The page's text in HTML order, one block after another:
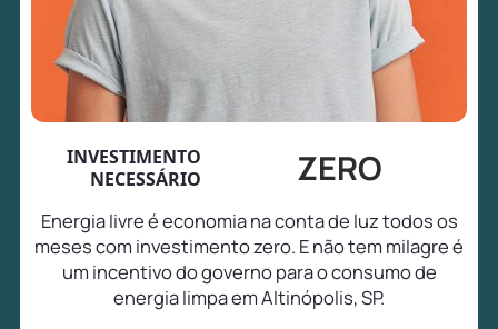
INVESTIMENTO
NECESSÁRIO
ZERO
Energia livre é economia na conta de luz todos os
meses com investimento zero. E não tem milagre é
um incentivo do governo para o consumo de
energia limpa em Altinópolis, SP.